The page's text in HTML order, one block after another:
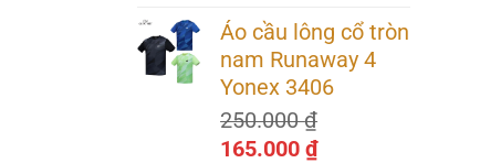
là:
250.000 ₫.
tại
là:
165.000 ₫.
Áo cầu lông cổ tròn
nam Runaway 4
Yonex 3406
250.000₫
Giá
165.000₫Giá